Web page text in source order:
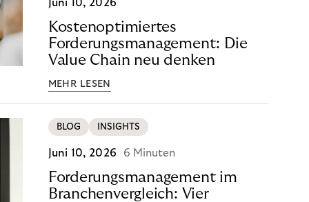
Juni 10, 2026
Kostenoptimiertes
Forderungsmanagement: Die
Value Chain neu denken
MEHR LESEN
BLOG INSIGHTS
Juni 10, 2026 6 Minuten
Forderungsmanagement im
Branchenvergleich: Vier